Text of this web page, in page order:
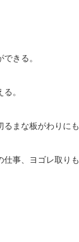
きる。
。
まな板がわりにも
事、ヨゴレ取りも